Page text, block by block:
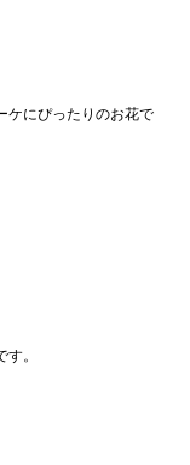
ケにぴったりのお花で
。